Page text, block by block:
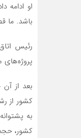
او ادامه
باشد. ما
رئیس
پروژه‌های
بعد از
کشور از
به
کشور، حجم مبادلات